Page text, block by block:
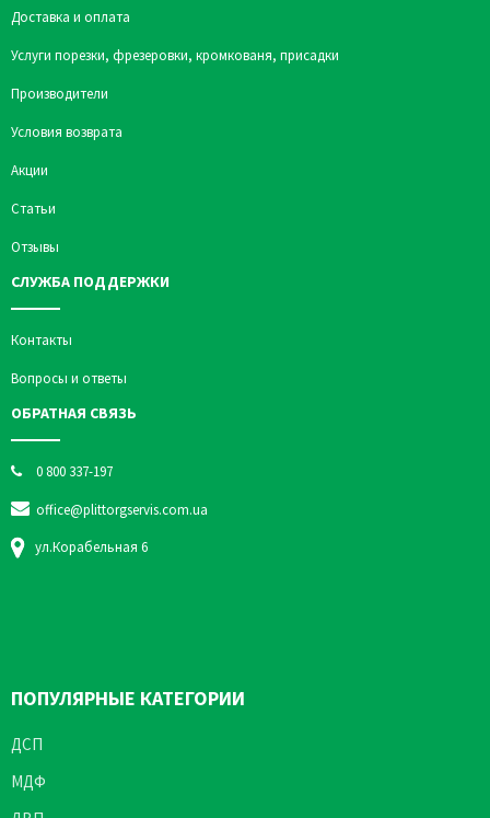
Доставка и оплата
Услуги порезки, фрезеровки, кромкованя, присадки
Производители
Условия возврата
Акции
Статьи
Отзывы
СЛУЖБА ПОДДЕРЖКИ
Контакты
Вопросы и ответы
ОБРАТНАЯ СВЯЗЬ
0 800 337-197
office@plittorgservis.com.ua
ул.Корабельная 6
ПОПУЛЯРНЫЕ КАТЕГОРИИ
ДСП
МДФ